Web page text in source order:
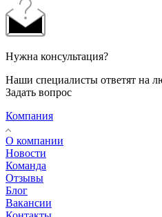
Нужна консультация?
Наши специалисты ответят на
Задать вопрос
Компания
О компании
Новости
Команда
Отзывы
Блог
Вакансии